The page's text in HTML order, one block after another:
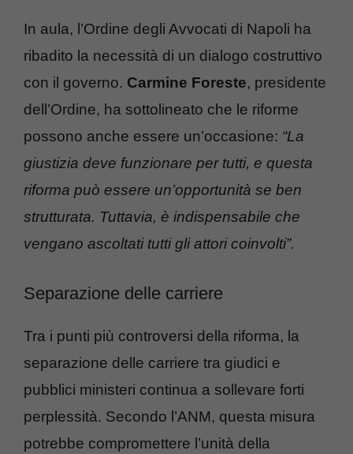
In aula, l’Ordine degli Avvocati di Napoli ha
ribadito la necessità di un dialogo costruttivo
con il governo. Carmine Foreste, presidente
dell’Ordine, ha sottolineato che le riforme
possono anche essere un’occasione: “La
giustizia deve funzionare per tutti, e questa
riforma può essere un’opportunità se ben
strutturata. Tuttavia, è indispensabile che
vengano ascoltati tutti gli attori coinvolti”.
Separazione delle carriere
Tra i punti più controversi della riforma, la
separazione delle carriere tra giudici e
pubblici ministeri continua a sollevare forti
perplessità. Secondo l’ANM, questa misura
potrebbe compromettere l’unità della